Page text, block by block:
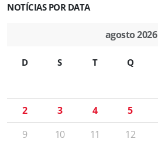
NOTÍCIAS POR DATA
agosto 2026
D S T Q
2
3 4 5
9
10 11 12